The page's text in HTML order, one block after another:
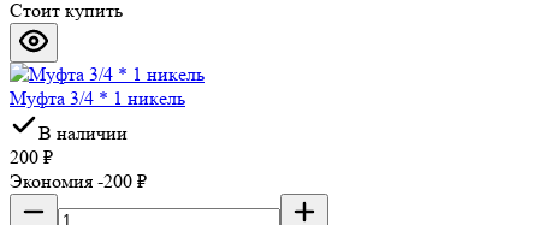
Стоит купить
Муфта 3/4 * 1 никель
В наличии
200 ₽
Экономия -200 ₽